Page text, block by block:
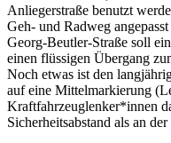
Anliegerstraße benutzt
Geh- und Radweg
Georg-Beutler-Straße soll
einen flüssigen Übergang
Noch etwas ist den
auf eine Mittelmarkierung
Kraftfahrzeuglenker*innen
Sicherheitsabstand als an